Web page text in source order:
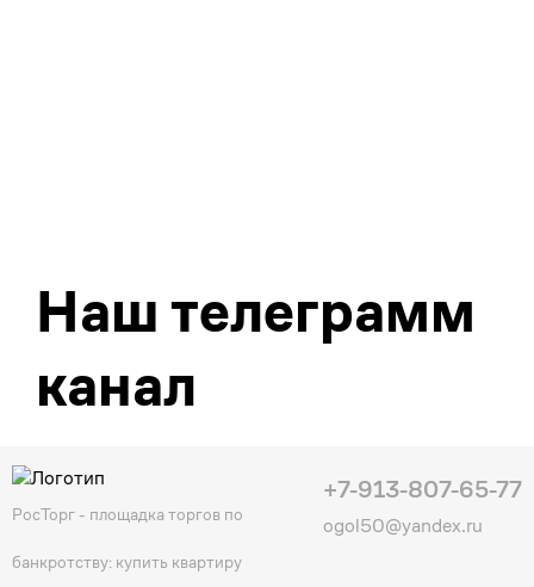
Наш телеграмм
канал
РосТорг - площадка торгов по
банкротству: купить квартиру
+7-913-807-65-77
ogol50@yandex.ru